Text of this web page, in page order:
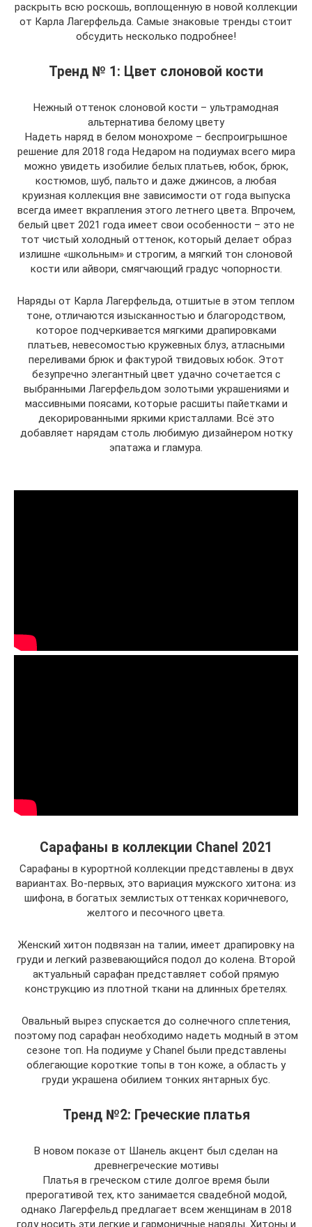
раскрыть всю роскошь, воплощенную в новой коллекции
от Карла Лагерфельда. Самые знаковые тренды стоит
обсудить несколько подробнее!
Тренд № 1: Цвет слоновой кости
Нежный оттенок слоновой кости – ультрамодная
альтернатива белому цвету
Надеть наряд в белом монохроме – беспроигрышное
решение для 2018 года Недаром на подиумах всего мира
можно увидеть изобилие белых платьев, юбок, брюк,
костюмов, шуб, пальто и даже джинсов, а любая
круизная коллекция вне зависимости от года выпуска
всегда имеет вкрапления этого летнего цвета. Впрочем,
белый цвет 2021 года имеет свои особенности – это не
тот чистый холодный оттенок, который делает образ
излишне «школьным» и строгим, а мягкий тон слоновой
кости или айвори, смягчающий градус чопорности.
Наряды от Карла Лагерфельда, отшитые в этом теплом
тоне, отличаются изысканностью и благородством,
которое подчеркивается мягкими драпировками
платьев, невесомостью кружевных блуз, атласными
переливами брюк и фактурой твидовых юбок. Этот
безупречно элегантный цвет удачно сочетается с
выбранными Лагерфельдом золотыми украшениями и
массивными поясами, которые расшиты пайетками и
декорированными яркими кристаллами. Всё это
добавляет нарядам столь любимую дизайнером нотку
эпатажа и гламура.
Сарафаны в коллекции Chanel 2021
Сарафаны в курортной коллекции представлены в двух
вариантах. Во-первых, это вариация мужского хитона: из
шифона, в богатых землистых оттенках коричневого,
желтого и песочного цвета.
Женский хитон подвязан на талии, имеет драпировку на
груди и легкий развевающийся подол до колена. Второй
актуальный сарафан представляет собой прямую
конструкцию из плотной ткани на длинных бретелях.
Овальный вырез спускается до солнечного сплетения,
поэтому под сарафан необходимо надеть модный в этом
сезоне топ. На подиуме у Chanel были представлены
облегающие короткие топы в тон коже, а область у
груди украшена обилием тонких янтарных бус.
Тренд №2: Греческие платья
В новом показе от Шанель акцент был сделан на
древнегреческие мотивы
Платья в греческом стиле долгое время были
прерогативой тех, кто занимается свадебной модой,
однако Лагерфельд предлагает всем женщинам в 2018
году носить эти легкие и гармоничные наряды. Хитоны и